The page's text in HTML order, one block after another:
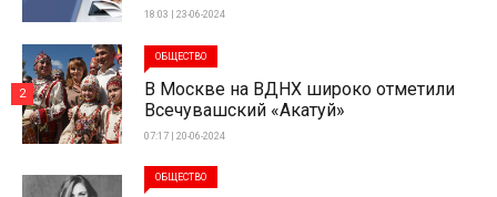
18:03 | 23-06-2024
ОБЩЕСТВО
В Москве на ВДНХ широко отметили
Всечувашский «Акатуй»
07:17 | 20-06-2024
2
ОБЩЕСТВО